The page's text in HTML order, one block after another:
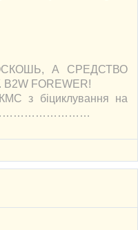
А СРЕДСТВО
FOREWER!
біциклування на